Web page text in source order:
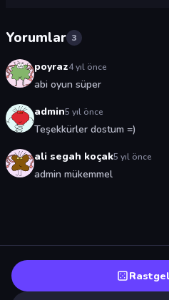
Yorumlar 3
poyraz4 yıl önce
abi oyun süper
admin5 yıl önce
Teşekkürler dostum =)
ali segah koçak5 yıl önce
admin mükemmel